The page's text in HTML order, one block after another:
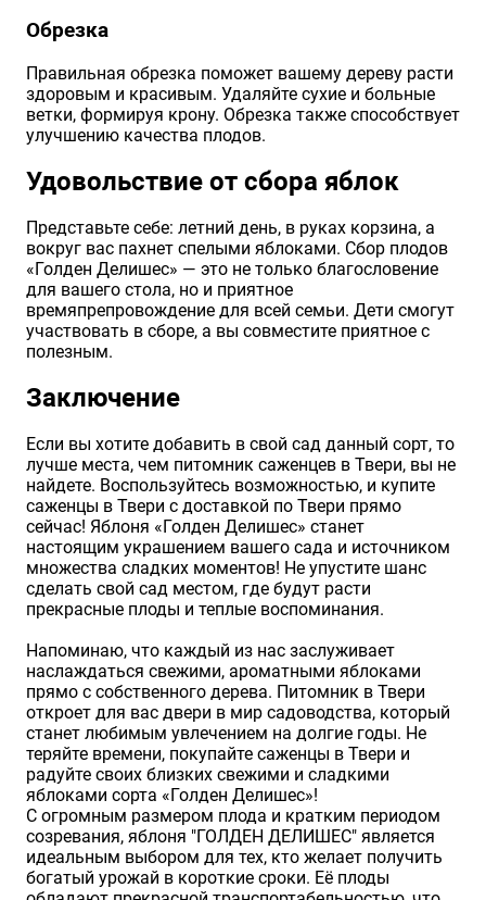
Обрезка
Правильная обрезка поможет вашему дереву расти
здоровым и красивым. Удаляйте сухие и больные
ветки, формируя крону. Обрезка также способствует
улучшению качества плодов.
Удовольствие от сбора яблок
Представьте себе: летний день, в руках корзина, а
вокруг вас пахнет спелыми яблоками. Сбор плодов
«Голден Делишес» — это не только благословение
для вашего стола, но и приятное
времяпрепровождение для всей семьи. Дети смогут
участвовать в сборе, а вы совместите приятное с
полезным.
Заключение
Если вы хотите добавить в свой сад данный сорт, то
лучше места, чем питомник саженцев в Твери, вы не
найдете. Воспользуйтесь возможностью, и купите
саженцы в Твери с доставкой по Твери прямо
сейчас! Яблоня «Голден Делишес» станет
настоящим украшением вашего сада и источником
множества сладких моментов! Не упустите шанс
сделать свой сад местом, где будут расти
прекрасные плоды и теплые воспоминания.
Напоминаю, что каждый из нас заслуживает
наслаждаться свежими, ароматными яблоками
прямо с собственного дерева. Питомник в Твери
откроет для вас двери в мир садоводства, который
станет любимым увлечением на долгие годы. Не
теряйте времени, покупайте саженцы в Твери и
радуйте своих близких свежими и сладкими
яблоками сорта «Голден Делишес»!
С огромным размером плода и кратким периодом
созревания, яблоня "ГОЛДЕН ДЕЛИШЕС" является
идеальным выбором для тех, кто желает получить
богатый урожай в короткие сроки. Её плоды